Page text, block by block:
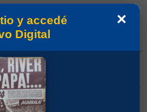
Stafuza
3 títulos (Supercopa 1989,
de las Inferiores. Jugaba por
nada como lateral. De dinámica y
de la mano de Faraone. Su
×
y accedé
Digital